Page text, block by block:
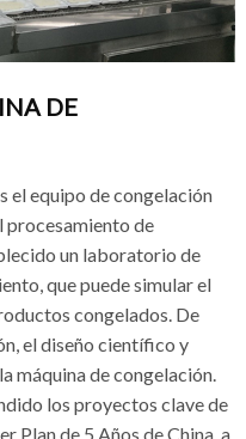
DE
el equipo de congelación
procesamiento de
un laboratorio de
que puede simular el
congelados. De
el diseño científico y
máquina de congelación.
los proyectos clave de
Plan de 5 Años de China, a